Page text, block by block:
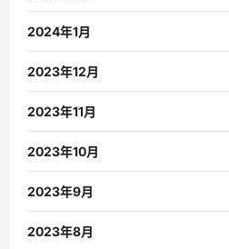
2024年1月
2023年12月
2023年11月
2023年10月
2023年9月
2023年8月